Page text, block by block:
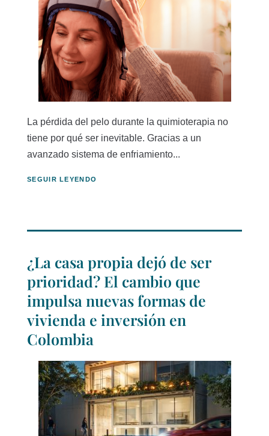
La pérdida del pelo durante la quimioterapia no
tiene por qué ser inevitable. Gracias a un
avanzado sistema de enfriamiento...
SEGUIR LEYENDO
¿La casa propia dejó de ser
prioridad? El cambio que
impulsa nuevas formas de
vivienda e inversión en
Colombia